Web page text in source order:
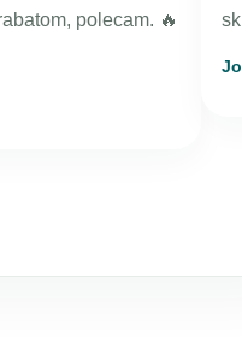
polecam. 🔥